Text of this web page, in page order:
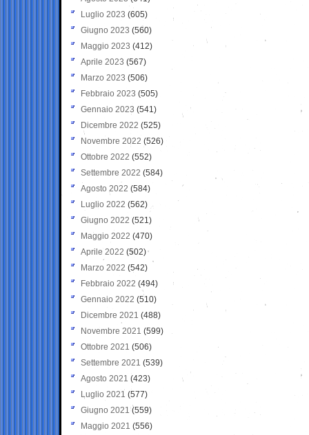
Luglio 2023 (605)
Giugno 2023 (560)
Maggio 2023 (412)
Aprile 2023 (567)
Marzo 2023 (506)
Febbraio 2023 (505)
Gennaio 2023 (541)
Dicembre 2022 (525)
Novembre 2022 (526)
Ottobre 2022 (552)
Settembre 2022 (584)
Agosto 2022 (584)
Luglio 2022 (562)
Giugno 2022 (521)
Maggio 2022 (470)
Aprile 2022 (502)
Marzo 2022 (542)
Febbraio 2022 (494)
Gennaio 2022 (510)
Dicembre 2021 (488)
Novembre 2021 (599)
Ottobre 2021 (506)
Settembre 2021 (539)
Agosto 2021 (423)
Luglio 2021 (577)
Giugno 2021(559)
Maggio 2021 (556)